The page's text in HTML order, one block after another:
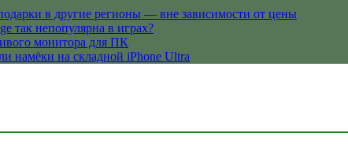
в другие регионы — вне зависимости от цены
так непопулярна в играх?
монитора для ПК
намёки на складной iPhone Ultra